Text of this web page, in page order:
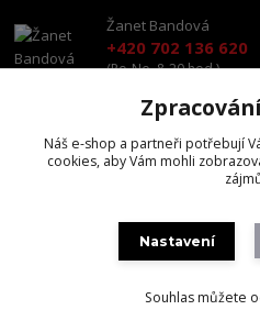
Žanet Bandová
+420 702 136 620
(Po-Ne, 8-20 hod.)
shop@brandscapital.cz
Náš e-shop a partneři potřebují
cookies, aby Vám mohli
Nastavení
Souhlas můžete